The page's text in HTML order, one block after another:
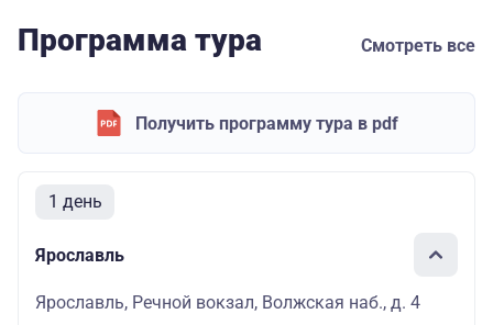
Программа тура Смотреть все
Получить программу тура в pdf
1 день
Ярославль
Ярославль, Речной вокзал, Волжская наб., д. 4